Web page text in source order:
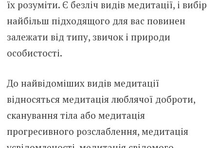
їх розуміти. Є безліч видів медитації, і вибір
найбільш підходящого для вас повинен
залежати від типу, звичок і природи
особистості.
До найвідоміших видів медитації
відносяться медитація люблячої доброти,
сканування тіла або медитація
прогресивного розслаблення, медитація